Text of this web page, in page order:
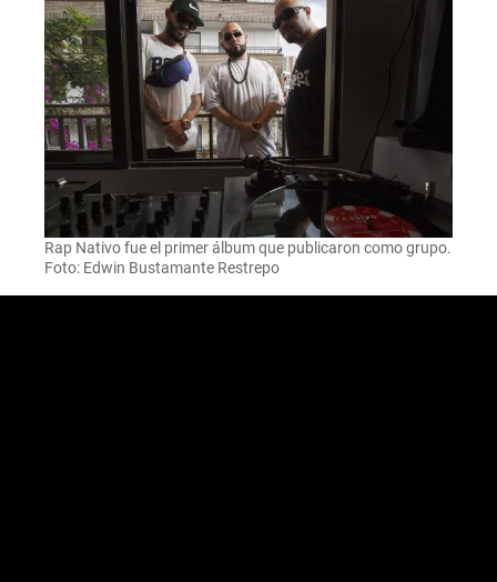
Rap Nativo fue el primer álbum que publicaron como grupo.
Foto: Edwin Bustamante Restrepo